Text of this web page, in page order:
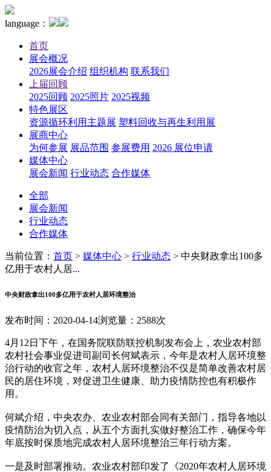
language：
首页
展会概况
2026展会介绍 组织机构 联系我们
上届回顾
2025回顾 2025照片 2025视频
特色展区
资源循环利用主题展 塑料回收与再生利用展
展商中心
为何参展 展品范围 参展费用 2026 展位申请
媒体中心
展会新闻 行业动态 合作媒体
全部
展会新闻
行业动态
合作媒体
当前位置： 首页 > 媒体中心 > 行业动态 > 中央财政拿出100多
亿用于农村人居...
中央财政拿出100多亿用于农村人居环境整治
发布时间：2020-04-14浏览量：2588次
4月12日下午，在国务院联防联控机制发布会上，农业农村部
农村社会事业促进司副司长何斌表示，今年是农村人居环境整
治行动的收官之年，农村人居环境整治不仅是简单改善农村居
民的居住环境，对促进卫生健康、助力疫情防控也有积极作
用。
何斌介绍，中央农办、农业农村部会同有关部门，指导各地以
疫情防治为切入点，从五个方面扎实做好整治工作，确保今年
年底按时保质地完成农村人居环境整治三年行动方案。
一是及时部署推动。农业农村部印发了《2020年农村人居环境